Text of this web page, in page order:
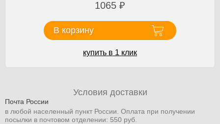
1065 ₽
В корзину
купить в 1 клик
Условия доставки
Почта России
в любой населенный пункт России. Оплата при получении
посылки в почтовом отделении: 550 руб.